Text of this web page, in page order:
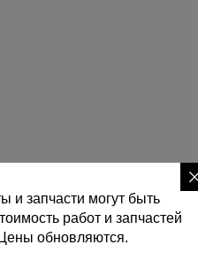
и запчасти могут быть
работ и запчастей
обновляются.